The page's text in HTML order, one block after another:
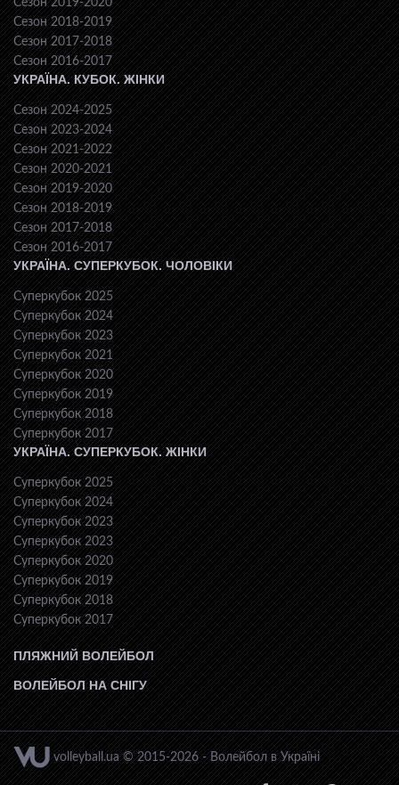
Сезон 2019-2020
Сезон 2018-2019
Сезон 2017-2018
Сезон 2016-2017
УКРАЇНА. КУБОК. ЖІНКИ
Сезон 2024-2025
Сезон 2023-2024
Сезон 2021-2022
Сезон 2020-2021
Сезон 2019-2020
Сезон 2018-2019
Сезон 2017-2018
Сезон 2016-2017
УКРАЇНА. СУПЕРКУБОК. ЧОЛОВІКИ
Суперкубок 2025
Суперкубок 2024
Суперкубок 2023
Суперкубок 2021
Суперкубок 2020
Суперкубок 2019
Суперкубок 2018
Суперкубок 2017
УКРАЇНА. СУПЕРКУБОК. ЖІНКИ
Суперкубок 2025
Суперкубок 2024
Суперкубок 2023
Суперкубок 2023
Суперкубок 2020
Суперкубок 2019
Суперкубок 2018
Суперкубок 2017
ПЛЯЖНИЙ ВОЛЕЙБОЛ
ВОЛЕЙБОЛ НА СНІГУ
volleyball.ua © 2015-2026 - Волейбол в Україні